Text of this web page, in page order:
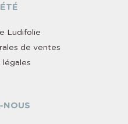
Ludifolie
de ventes
légales
NOUS